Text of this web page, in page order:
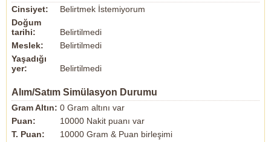
Cinsiyet:
Belirtmek İstemiyorum
Doğum
tarihi:
Belirtilmedi
Meslek:
Belirtilmedi
Yaşadığı
yer:
Belirtilmedi
Alım/Satım Simülasyon Durumu
Gram Altın: 0 Gram altını var
Puan:
10000 Nakit puanı var
T. Puan:
10000 Gram & Puan birleşimi